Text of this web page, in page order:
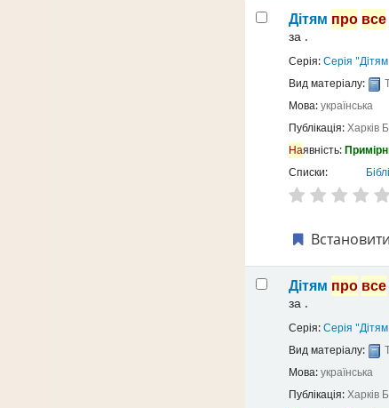
Дітям про все
за .
Серія:Серія "Дітям
Вид матеріалу:
Мова:українська
Публікація:Харків
Наявність:
Списки:
Дітям про все
за .
Серія:Серія "Дітям
Вид матеріалу:
Мова:українська
Публікація:Харків